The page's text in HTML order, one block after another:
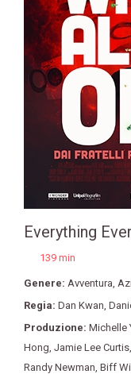
Everything
139 min
Genere: Avventura,
Regia: Dan Kwan,
Produzione: Michelle
Hong, Jamie Lee Curtis
Randy Newman, Biff